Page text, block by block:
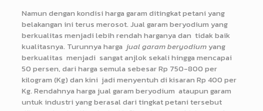
Namun dengan kondisi harga garam ditingkat petani yang
belakangan ini terus merosot. Jual garam beryodium yang
berkualitas menjadi lebih rendah harganya dan tidak baik
kualitasnya. Turunnya harga jual garam beryodiumyang
berkualitas menjadi sangat anjlok sekali hingga mencapai
50 persen, dari harga semula sebesar Rp 750-800 per
kilogram (Kg) dan kini jadi menyentuh di kisaran Rp 400 per
Kg. Rendahnya harga jual garam beryodium ataupun garam
untuk industri yang berasal dari tingkat petani tersebut